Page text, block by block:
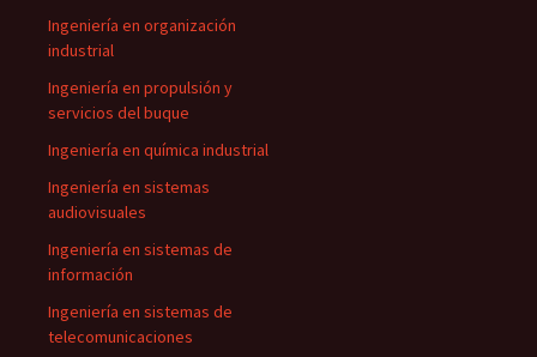
Ingeniería en organización
industrial
Ingeniería en propulsión y
servicios del buque
Ingeniería en química industrial
Ingeniería en sistemas
audiovisuales
Ingeniería en sistemas de
información
Ingeniería en sistemas de
telecomunicaciones